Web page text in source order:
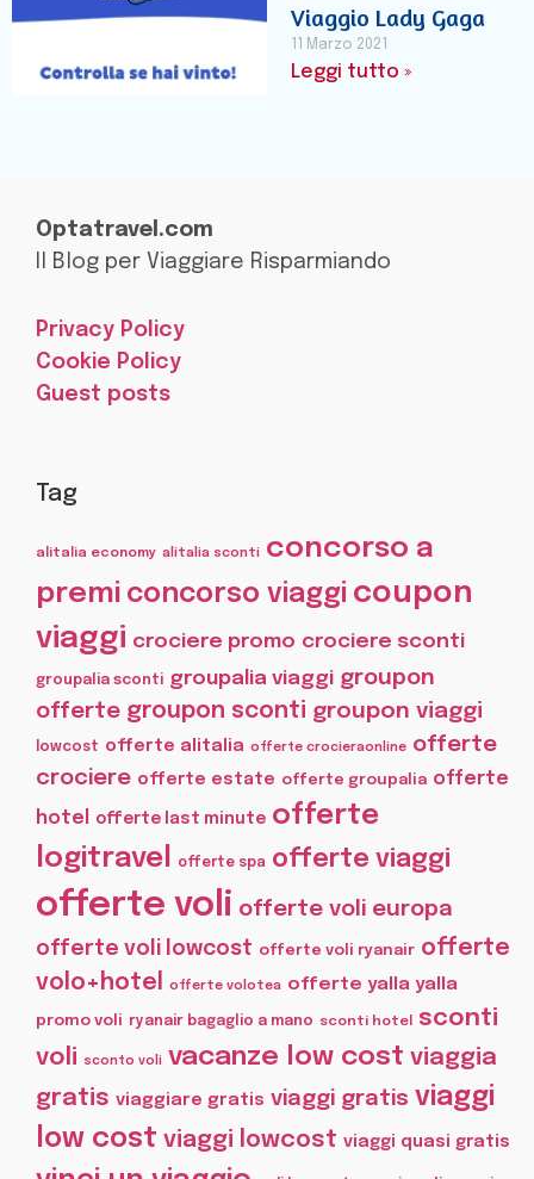
Viaggio Lady Gaga
11 Marzo 2021
Leggi tutto »
Optatravel.com
Il Blog per Viaggiare Risparmiando
Privacy Policy
Cookie Policy
Guest posts
Tag
alitalia economy alitalia sconti concorso a
premi concorso viaggi coupon
viaggi crociere promo crociere sconti
groupalia sconti groupalia viaggi groupon
offerte groupon sconti groupon viaggi
lowcost offerte alitalia offerte crocieraonline offerte
crociere offerte estate offerte groupalia offerte
hotel
offerte last minute offerte
logitravel offerte spa offerte viaggi
offerte voli offerte voli europa
offerte voli lowcost offerte voli ryanair offerte
volo+hotel offerte volotea offerte yalla yalla
promo voli ryanair bagaglio a mano sconti hotel
sconti
voli
sconto voli vacanze low cost viaggia
gratis viaggiare gratis viaggi gratis viaggi
low cost viaggi lowcost viaggi quasi gratis